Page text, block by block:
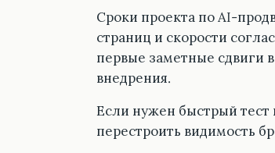
Сроки проекта по AI-
страниц и скорости
первые заметные сдвиги
внедрения.
Если нужен быстрый тест
перестроить видимость